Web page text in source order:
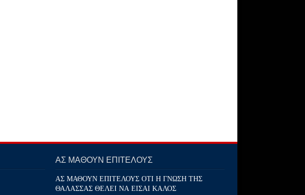
ΑΣ ΜΑΘΟΥΝ ΕΠΙΤΕΛΟΥΣ
ΑΣ ΜΑΘΟΥΝ ΕΠΙΤΕΛΟΥΣ ΟΤΙ Η ΓΝΩΣΗ ΤΗΣ
ΘΑΛΑΣΣΑΣ ΘΕΛΕΙ ΝΑ ΕΙΣΑΙ ΚΑΛΟΣ